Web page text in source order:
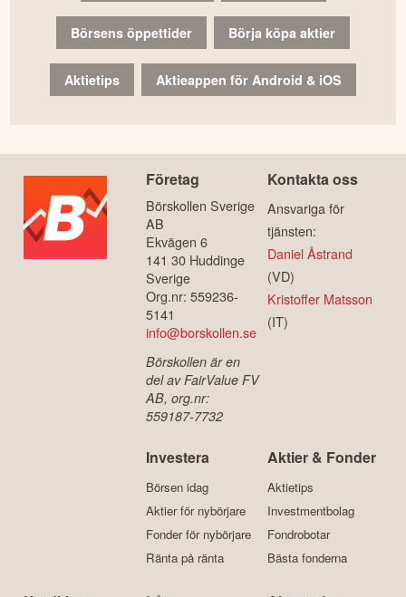
Börsens öppettider Börja köpa aktier
Aktietips Aktieappen för Android & iOS
Företag
Börskollen Sverige
AB
Ekvägen 6
141 30 Huddinge
Sverige
Org.nr: 559236-
5141
info@borskollen.se
Börskollen är en
del av FairValue FV
AB, org.nr:
559187-7732
Kontakta oss
Ansvariga för
tjänsten:
Daniel Åstrand
(VD)
Kristoffer Matsson
(IT)
Investera
Börsen idag
Aktier för nybörjare
Fonder för nybörjare
Ränta på ränta
Aktier & Fonder
Aktietips
Investmentbolag
Fondrobotar
Bästa fonderna